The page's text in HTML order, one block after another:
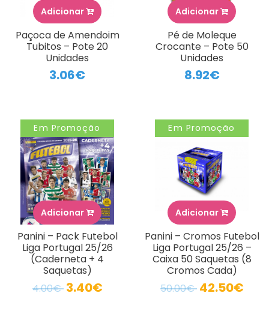
Adicionar
Paçoca de Amendoim
Tubitos – Pote 20
Unidades
3.06€
Adicionar
Pé de Moleque
Crocante – Pote 50
Unidades
8.92€
Em Promoção
Adicionar
Panini – Pack Futebol
Liga Portugal 25/26
(Caderneta + 4
Saquetas)
4.00€ 3.40€
Em Promoção
Adicionar
Panini – Cromos Futebol
Liga Portugal 25/26 –
Caixa 50 Saquetas (8
Cromos Cada)
50.00€ 42.50€